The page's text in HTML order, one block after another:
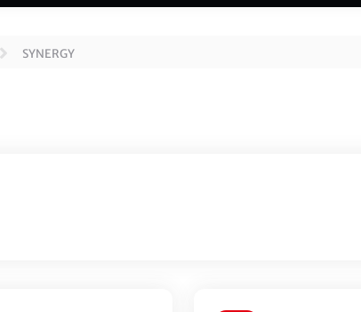
SYNERGY